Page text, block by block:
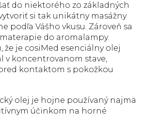
do niektorého zo základných
si tak unikátny masážny
podľa Vášho vkusu. Zároveň sa
do aromalampy.
že je cosiMed esenciálny olej
v koncentrovanom stave,
kontaktom s pokožkou
olej je hojne používaný najmä
účinkom na horné